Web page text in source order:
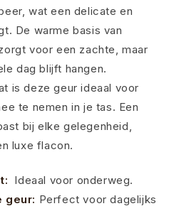
wat een delicate en
De warme basis van
voor een zachte, maar
dag blijft hangen.
is deze geur ideaal voor
te nemen in je tas. Een
bij elke gelegenheid,
luxe flacon.
Ideaal voor onderweg.
geur: Perfect voor dagelijks